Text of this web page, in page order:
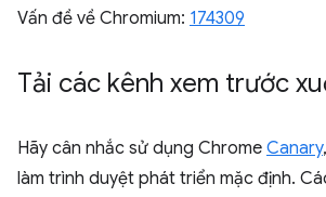
Vấn đề về Chromium: 174309
Tải các kênh xem trước
Hãy cân nhắc sử dụng Chrome Canary,
làm trình duyệt phát triển mặc định.